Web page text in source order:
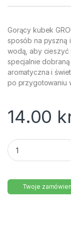
Gorący kubek
sposób na pyszną
wodą, aby cieszyć
specjalnie
aromatyczna i
po przygotowaniu
14.00
Gorący kubek
Twoje